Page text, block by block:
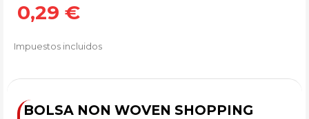
0,29 €
Impuestos incluidos
BOLSA NON WOVEN SHOPPING